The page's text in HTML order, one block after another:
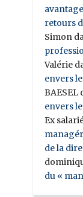
retours
Simon
Valérie
envers
BAESEL
envers
Ex
de la
du «